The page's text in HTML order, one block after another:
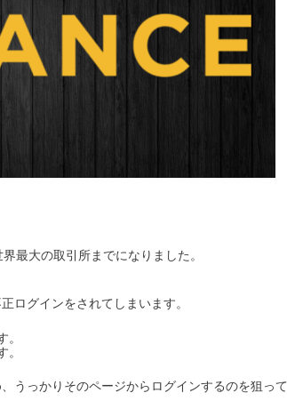
最大の取引所までになりました。
ログインをされてしまいます。
。
うっかりそのページからログインするのを狙って